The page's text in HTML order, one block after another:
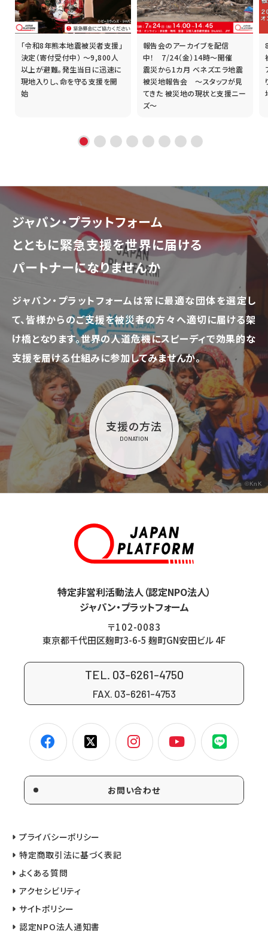
「令和8年熊本地震被災者支援」
決定（寄付受付中） ～9,800人
以上が避難。発生当日に迅速に
現地入りし、命を守る支援を開
始
報告会のアーカイブを配信
中！ 7/24（金）14時～開催
震災から1カ月 ベネズエラ地震
被災地報告会 ～スタッフが見
てきた 被災地の現状と支援ニー
ズ～
ジャパン・プラットフォーム
とともに緊急支援を世界に届ける
パートナーになりませんか
ジャパン・プラットフォームは常に最適な団体を選定し
て、皆様からのご支援を被災者の方々へ適切に届ける架
け橋となります。世界の人道危機にスピーディで効果的な
支援を届ける仕組みに参加してみませんか。
支援の方法
DONATION
©KnK
特定非営利活動法人（認定NPO法人）
ジャパン・プラットフォーム
〒102-0083
東京都千代田区麹町3-6-5 麹町GN安田ビル 4F
TEL. 03-6261-4750
FAX. 03-6261-4753
お問い合わせ
プライバシーポリシー
特定商取引法に基づく表記
よくある質問
アクセシビリティ
サイトポリシー
認定NPO法人通知書